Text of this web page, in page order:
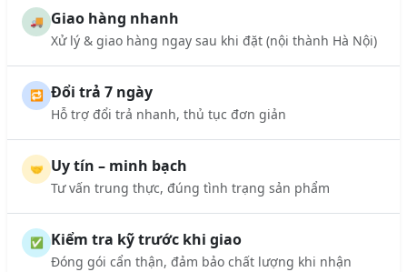
🚚 Giao hàng nhanh
Xử lý & giao hàng ngay sau khi đặt (nội thành Hà Nội)
🔁 Đổi trả 7 ngày
Hỗ trợ đổi trả nhanh, thủ tục đơn giản
🤝 Uy tín – minh bạch
Tư vấn trung thực, đúng tình trạng sản phẩm
✅ Kiểm tra kỹ trước khi giao
Đóng gói cẩn thận, đảm bảo chất lượng khi nhận